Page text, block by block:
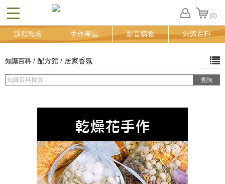
CLOSE (0)
FB
登
清
單
課程報名 手作專區 影音購物 知識百科
知識百科 / 配方館 / 居家香氛